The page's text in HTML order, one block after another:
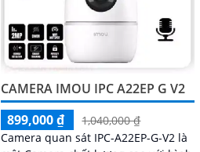
CAMERA IMOU IPC A22EP G V2
899,000 ₫
1,040,000 ₫
Camera quan sát IPC-A22EP-G-V2 là